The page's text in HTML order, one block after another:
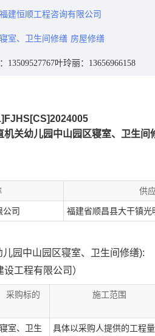
福建恒顺工程咨询有限公司
寝室、卫生间修缮 房屋修缮
：13509527767叶玲丽：13656966158
机关幼儿园中山园区寝室、卫生间
供
公司 福建省顺昌县大干镇光
园中山园区寝室、卫生间修缮):
工程有限公司）
采购标的 施工范围
寝室、卫生
具体以采购人提供的工程